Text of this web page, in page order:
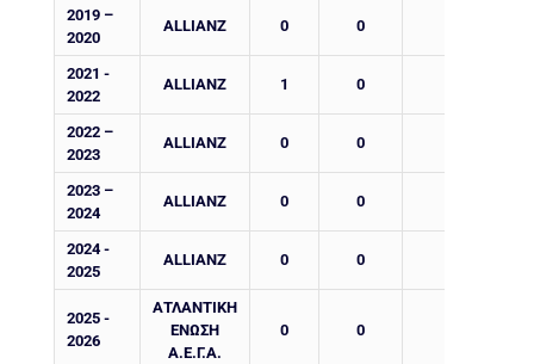
2019 –
2020
ALLIANZ 0 0
2021 -
2022
ALLIANZ 1 0
2022 –
2023
ALLIANZ 0 0
2023 –
2024
ALLIANZ 0 0
2024 -
2025
ALLIANZ 0 0
2025 -
2026
ΑΤΛΑΝΤΙΚΗ
ΕΝΩΣΗ
Α.Ε.Γ.Α.
0 0